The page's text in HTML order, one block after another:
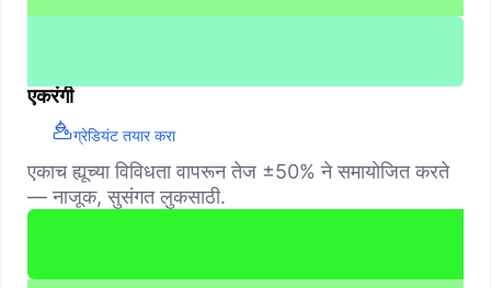
एकरंगी
ग्रेडियंट तयार करा
एकाच ह्यूच्या विविधता वापरून तेज ±50% ने समायोजित करते
— नाजूक, सुसंगत लुकसाठी.